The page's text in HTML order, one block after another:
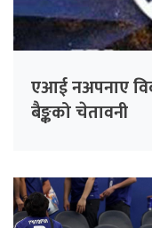
एआई नअपनाए
बैङ्कको चेतावनी